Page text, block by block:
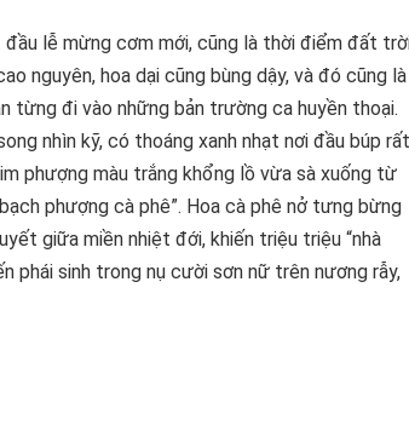
đầu lễ mừng cơm mới, cũng là thời điểm đất
nguyên, hoa dại cũng bùng dậy, và đó cũng là
từng đi vào những bản trường ca huyền thoại.
nhìn kỹ, có thoáng xanh nhạt nơi đầu búp rất
phượng màu trắng khổng lồ vừa sà xuống từ
phượng cà phê”. Hoa cà phê nở tưng bừng
giữa miền nhiệt đới, khiến triệu triệu “nhà
phái sinh trong nụ cười sơn nữ trên nương rẫy,